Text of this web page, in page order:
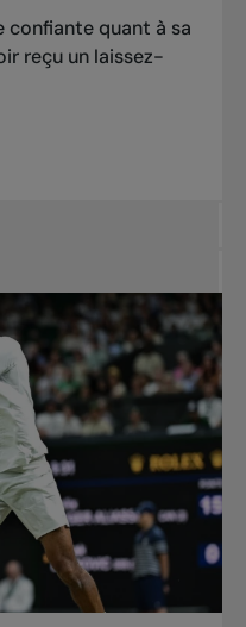
confiante quant à sa
reçu un laissez-